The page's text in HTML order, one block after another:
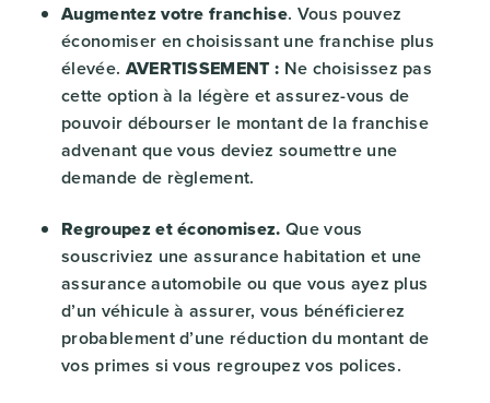
Augmentez votre franchise. Vous pouvez
économiser en choisissant une franchise plus
élevée. AVERTISSEMENT : Ne choisissez pas
cette option à la légère et assurez-vous de
pouvoir débourser le montant de la franchise
advenant que vous deviez soumettre une
demande de règlement.
Regroupez et économisez. Que vous
souscriviez une assurance habitation et une
assurance automobile ou que vous ayez plus
d’un véhicule à assurer, vous bénéficierez
probablement d’une réduction du montant de
vos primes si vous regroupez vos polices.